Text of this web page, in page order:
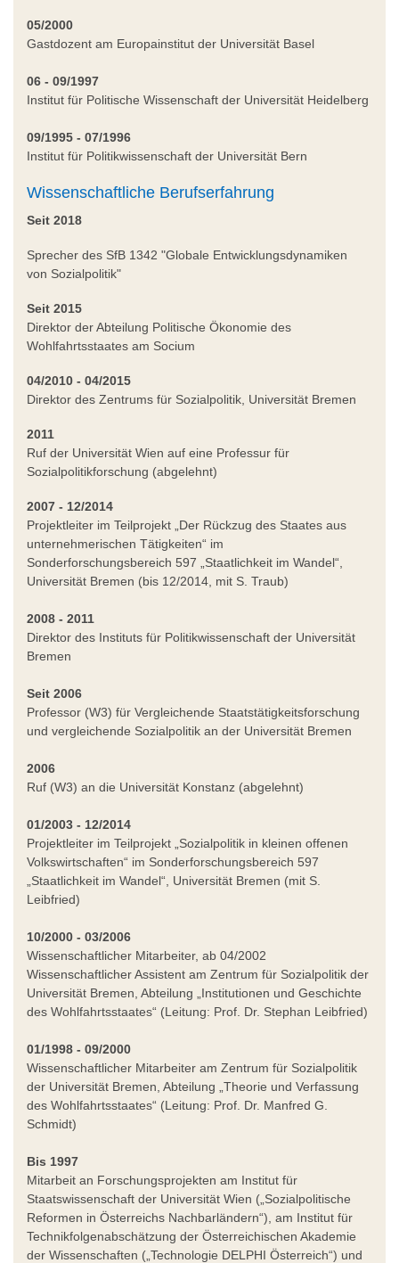
05/2000
Gastdozent am Europainstitut der Universität Basel
06 - 09/1997
Institut für Politische Wissenschaft der Universität Heidelberg
09/1995 - 07/1996
Institut für Politikwissenschaft der Universität Bern
Wissenschaftliche Berufserfahrung
Seit 2018
Sprecher des SfB 1342 "Globale Entwicklungsdynamiken
von Sozialpolitik"
Seit 2015
Direktor der Abteilung Politische Ökonomie des
Wohlfahrtsstaates am Socium
04/2010 - 04/2015
Direktor des Zentrums für Sozialpolitik, Universität Bremen
2011
Ruf der Universität Wien auf eine Professur für
Sozialpolitikforschung (abgelehnt)
2007 - 12/2014
Projektleiter im Teilprojekt „Der Rückzug des Staates aus
unternehmerischen Tätigkeiten“ im
Sonderforschungsbereich 597 „Staatlichkeit im Wandel“,
Universität Bremen (bis 12/2014, mit S. Traub)
2008 - 2011
Direktor des Instituts für Politikwissenschaft der Universität
Bremen
Seit 2006
Professor (W3) für Vergleichende Staatstätigkeitsforschung
und vergleichende Sozialpolitik an der Universität Bremen
2006
Ruf (W3) an die Universität Konstanz (abgelehnt)
01/2003 - 12/2014
Projektleiter im Teilprojekt „Sozialpolitik in kleinen offenen
Volkswirtschaften“ im Sonderforschungsbereich 597
„Staatlichkeit im Wandel“, Universität Bremen (mit S.
Leibfried)
10/2000 - 03/2006
Wissenschaftlicher Mitarbeiter, ab 04/2002
Wissenschaftlicher Assistent am Zentrum für Sozialpolitik der
Universität Bremen, Abteilung „Institutionen und Geschichte
des Wohlfahrtsstaates“ (Leitung: Prof. Dr. Stephan Leibfried)
01/1998 - 09/2000
Wissenschaftlicher Mitarbeiter am Zentrum für Sozialpolitik
der Universität Bremen, Abteilung „Theorie und Verfassung
des Wohlfahrtsstaates“ (Leitung: Prof. Dr. Manfred G.
Schmidt)
Bis 1997
Mitarbeit an Forschungsprojekten am Institut für
Staatswissenschaft der Universität Wien („Sozialpolitische
Reformen in Österreichs Nachbarländern“), am Institut für
Technikfolgenabschätzung der Österreichischen Akademie
der Wissenschaften („Technologie DELPHI Österreich“) und